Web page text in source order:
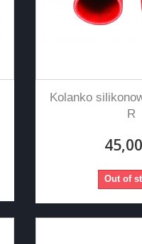
Kolanko
R
Out of